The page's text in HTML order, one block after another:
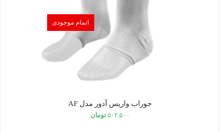
اتمام موجودی
جوراب واریس آدور مدل AF
۵۰۲,۵۰۰ تومان